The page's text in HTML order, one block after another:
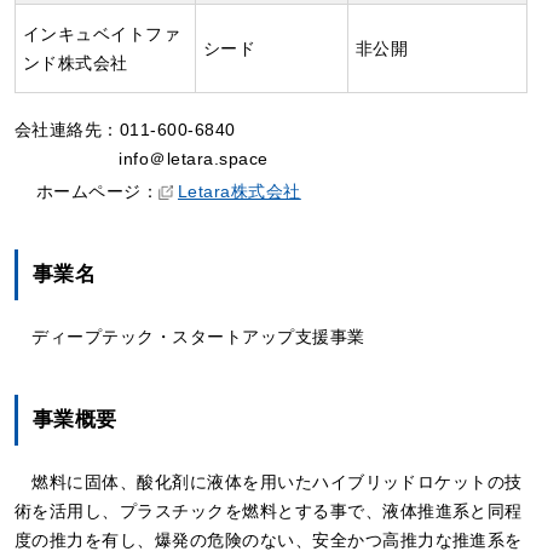
インキュベイトファ
ンド株式会社
シード 非公開
会社連絡先：011-600-6840
info＠letara.space
ホームページ：
Letara株式会社
事業名
ディープテック・スタートアップ支援事業
事業概要
燃料に固体、酸化剤に液体を用いたハイブリッドロケットの技
術を活用し、プラスチックを燃料とする事で、液体推進系と同程
度の推力を有し、爆発の危険のない、安全かつ高推力な推進系を